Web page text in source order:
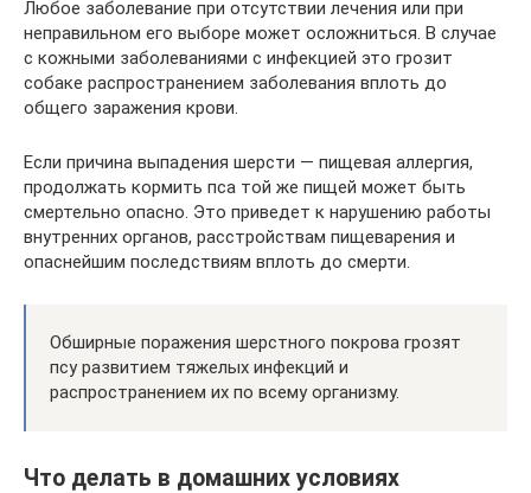
Любое заболевание при отсутствии лечения или при
неправильном его выборе может осложниться. В случае
с кожными заболеваниями с инфекцией это грозит
собаке распространением заболевания вплоть до
общего заражения крови.
Если причина выпадения шерсти — пищевая аллергия,
продолжать кормить пса той же пищей может быть
смертельно опасно. Это приведет к нарушению работы
внутренних органов, расстройствам пищеварения и
опаснейшим последствиям вплоть до смерти.
Обширные поражения шерстного покрова грозят
псу развитием тяжелых инфекций и
распространением их по всему организму.
Что делать в домашних условиях